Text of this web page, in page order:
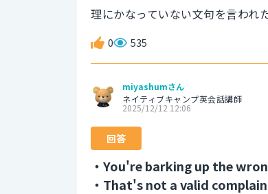
理にかなっていない文句を言われ
0 535
miyashumさん
ネイティブキャンプ英会話講師
2025/12/12 12:06
回答
・You're barking up the
・That's not a valid